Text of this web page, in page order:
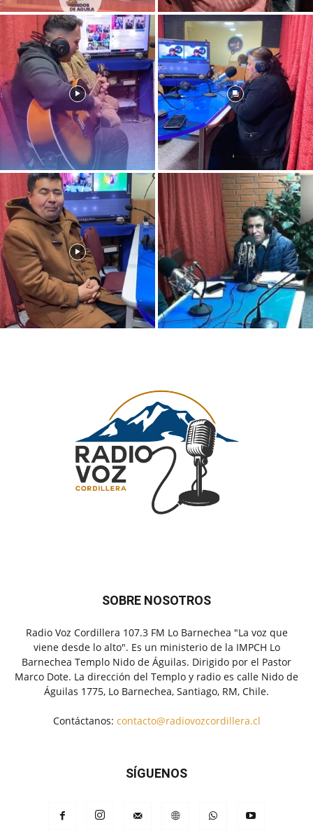
SOBRE NOSOTROS
Radio Voz Cordillera 107.3 FM Lo Barnechea "La voz que
viene desde lo alto". Es un ministerio de la IMPCH Lo
Barnechea Templo Nido de Águilas. Dirigido por el Pastor
Marco Dote. La dirección del Templo y radio es calle Nido de
Águilas 1775, Lo Barnechea, Santiago, RM, Chile.
Contáctanos: contacto@radiovozcordillera.cl
SÍGUENOS